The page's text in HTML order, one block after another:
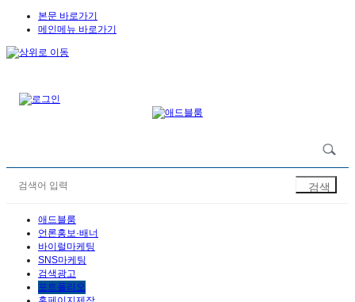
본문 바로가기
메인메뉴 바로가기
애드블룸
언론홍보·배너
바이럴마케팅
SNS마케팅
검색광고
포트폴리오